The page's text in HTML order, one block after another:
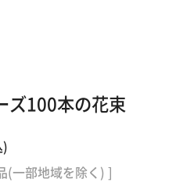
ズ100本の花束
(一部地域を除く) ]